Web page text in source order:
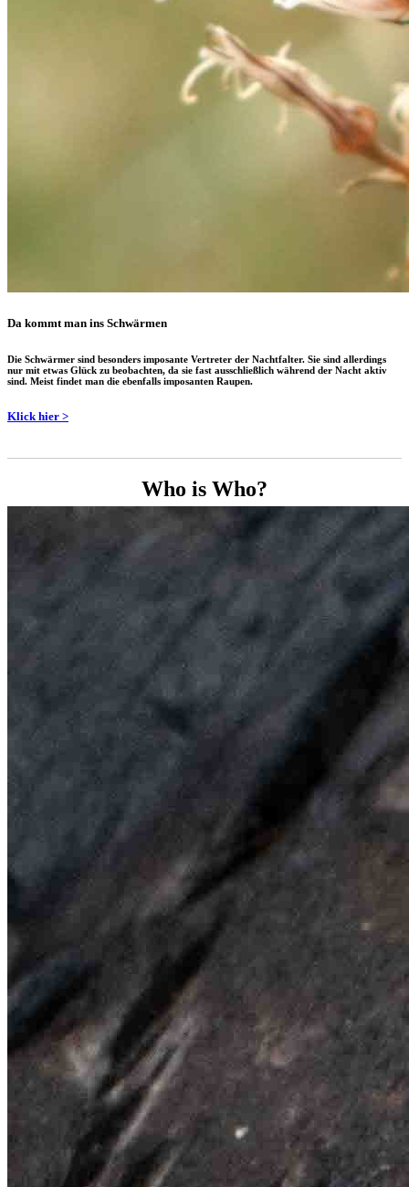
Da kommt man ins Schwärmen
Die Schwärmer sind besonders imposante Vertreter der Nachtfalter. Sie sind allerdings
nur mit etwas Glück zu beobachten, da sie fast ausschließlich während der Nacht aktiv
sind. Meist findet man die ebenfalls imposanten Raupen.
Klick hier >
Who is Who?